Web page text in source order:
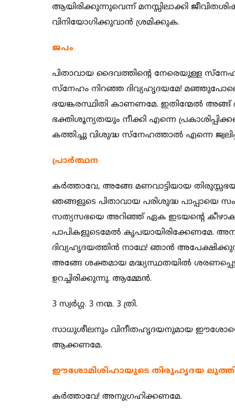
ആയിരിക്കുന്നുവെന്ന് മനസ്സിലാക്കി
വിനിയോഗിക്കുവാന്‍ ശ്രമിക്കുക.
ജപം
പിതാവായ ദൈവത്തിന്‍റെ നേരെയുള്ള
സ്നേഹം നിറഞ്ഞ ദിവ്യഹൃദയമേ!
ഭയങ്കരസ്ഥിതി കാണണമേ. ഇതിന്മേല്‍
ഭക്തിശൂന്യതയും നീക്കി എന്നെ
കത്തിച്ചു വിശുദ്ധ സ്നേഹത്താല്‍ എന്നെ
പ്രാര്‍ത്ഥന
കര്‍ത്താവേ, അങ്ങേ മണവാട്ടിയായ
ഞങ്ങളുടെ പിതാവായ പരിശുദ്ധ പാപ്പായെ
സത്യസഭയെ അറിഞ്ഞ് ഏക ഇടയന്‍റെ
പാപികളുടെമേല്‍ കൃപയായിരിക്കേണമേ.
ദിവ്യഹൃദയത്തിന്‍ നാഥേ! ഞാന്‍
അങ്ങേ ശക്തമായ മദ്ധ്യസ്ഥതയില്‍
ഉറച്ചിരിക്കുന്നു. ആമ്മേന്‍.
3 സ്വര്‍ഗ്ഗ. 3 നന്മ. 3 ത്രി.
സാധുശീലനും വിനീതഹൃദയനുമായ
ആക്കണമേ.
ഈശോമിശിഹായുടെ തിരുഹൃദയ
കര്‍ത്താവേ! അനുഗ്രഹിക്കണമേ.